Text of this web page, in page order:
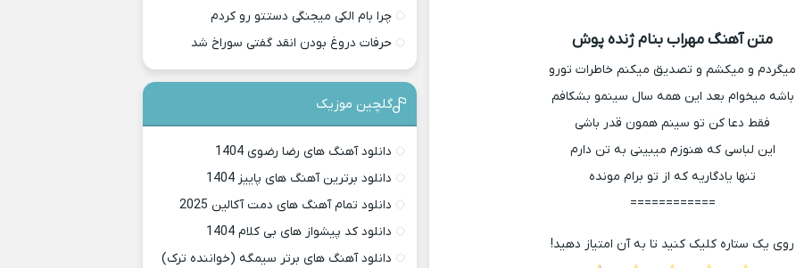
متن آهنگ مهراب بنام ژنده پوش
میگردم و میکشم و تصدیق میکنم خاطرات تورو
باشه میخوام بعد این همه سال سینمو بشکافم
فقط دعا کن تو سینم همون قدر باشی
این لباسی که هنوزم میبینی به تن دارم
تنها یادگاریه که از تو برام مونده
============
روی یک ستاره کلیک کنید تا به آن امتیاز دهید!
چرا بام الکی میجنگی دستتو رو کردم
حرفات دروغ بودن انقد گفتی سوراخ شد
گلچین موزیک
دانلود آهنگ های رضا رضوی 1404
دانلود برترین آهنگ های پاییز 1404
دانلود تمام آهنگ های دمت آکالین 2025
دانلود کد پیشواز های بی کلام 1404
دانلود آهنگ های برتر سیمگه (خواننده ترک)